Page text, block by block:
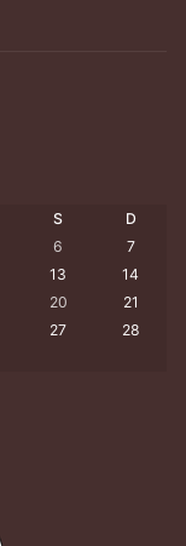
S
D
6
7
13
14
20
21
27
28